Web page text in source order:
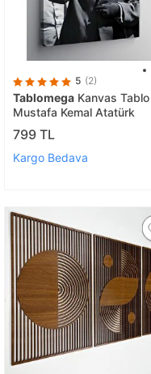
5 (2)
Tablomega Kanvas Tablo
Mustafa Kemal Atatürk
799 TL
Kargo Bedava